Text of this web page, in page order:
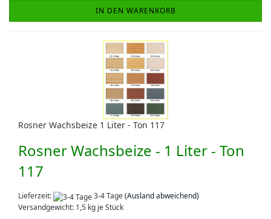
IN DEN WARENKORB
Rosner Wachsbeize 1 Liter - Ton 117
Rosner Wachsbeize - 1 Liter - Ton
117
Lieferzeit: 3-4 Tage(Ausland abweichend)
Versandgewicht: 1,5 kg je Stück